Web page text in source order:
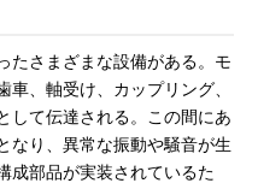
さまざまな設備がある。モ
、軸受け、カップリング、
して伝達される。この間にあ
なり、異常な振動や騒音が生
成部品が実装されているた